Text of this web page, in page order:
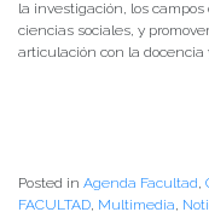
la investigación, los
ciencias sociales, y
articulación con la
Posted in Agenda Facultad,
FACULTAD, Multimedia,